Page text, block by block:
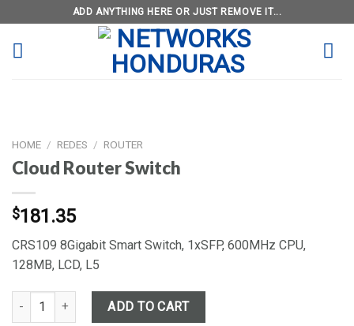
to
content
ADD ANYTHING HERE OR JUST REMOVE IT...
HOME / REDES / ROUTER
Cloud Router Switch
$181.35
CRS109 8Gigabit Smart Switch, 1xSFP, 600MHz CPU,
128MB, LCD, L5
Cloud Router Switch quantity
ADD TO CART